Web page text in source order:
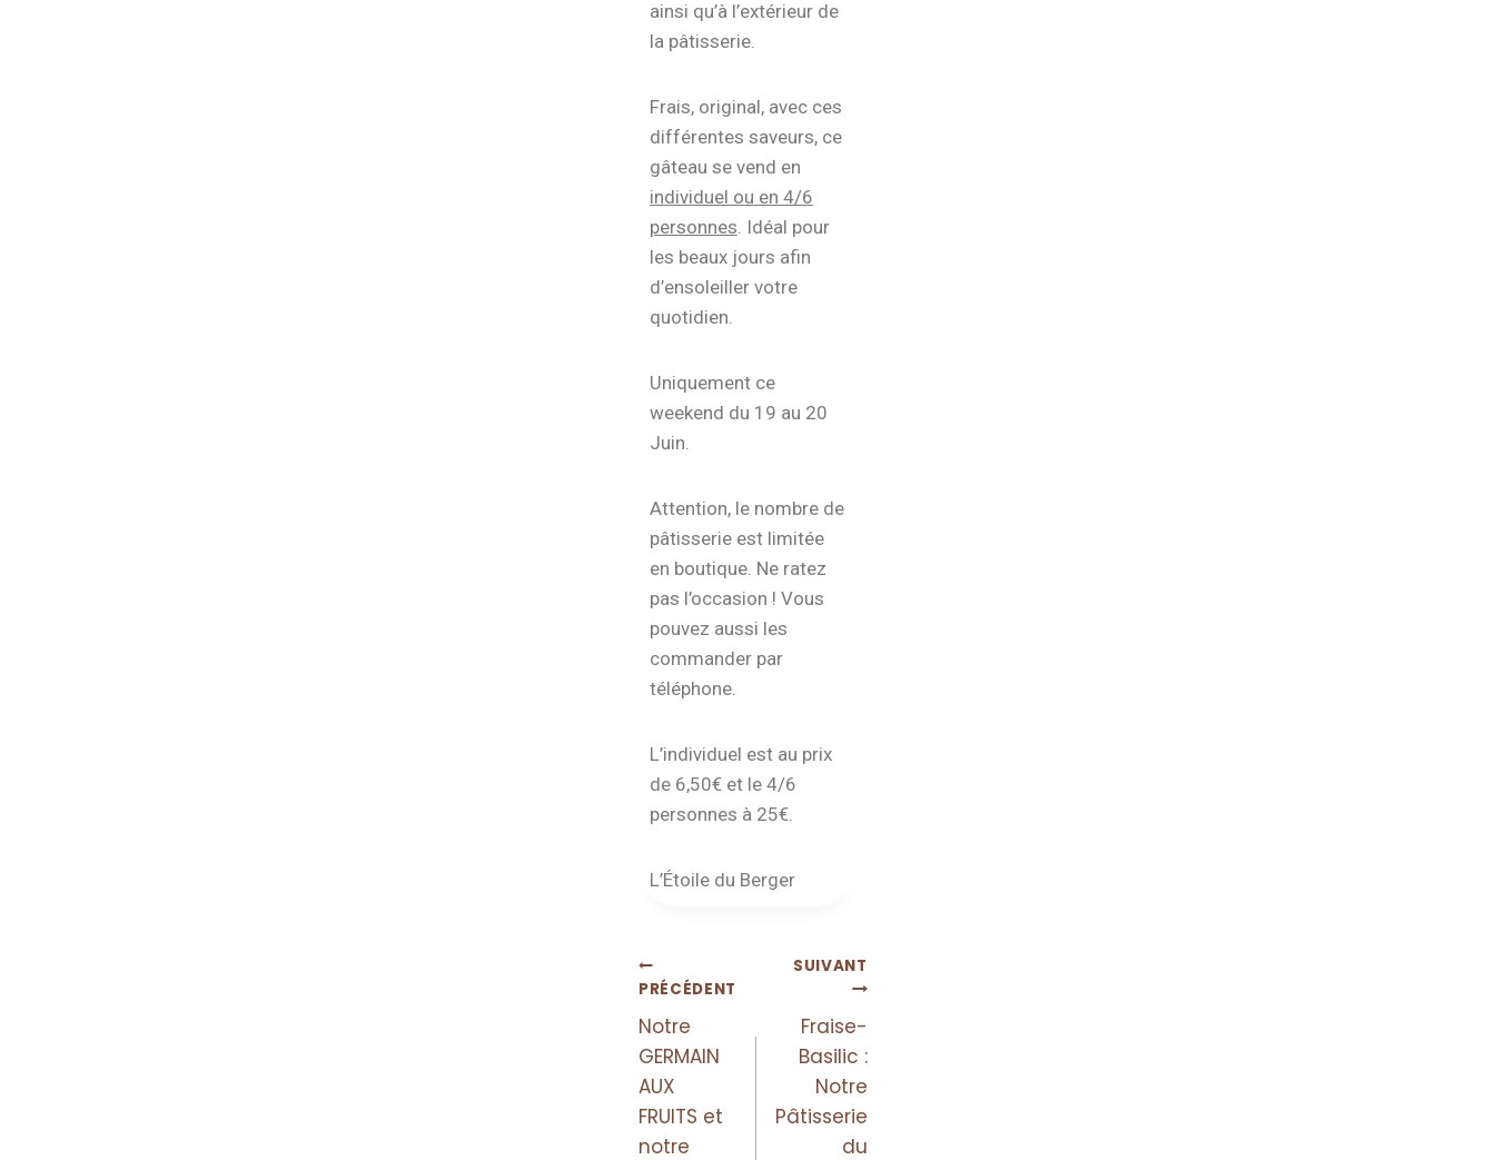
ainsi qu’à l’extérieur de
la pâtisserie.
Frais, original, avec ces
différentes saveurs, ce
gâteau se vend en
individuel ou en 4/6
personnes. Idéal pour
les beaux jours afin
d’ensoleiller votre
quotidien.
Uniquement ce
weekend du 19 au 20
Juin.
Attention, le nombre de
pâtisserie est limitée
en boutique. Ne ratez
pas l’occasion ! Vous
pouvez aussi les
commander par
téléphone.
L’individuel est au prix
de 6,50€ et le 4/6
personnes à 25€.
L’Étoile du Berger
PRÉCÉDENT
Notre
GERMAIN
AUX
FRUITS et
notre
SUIVANT
Fraise-
Basilic :
Notre
Pâtisserie
du